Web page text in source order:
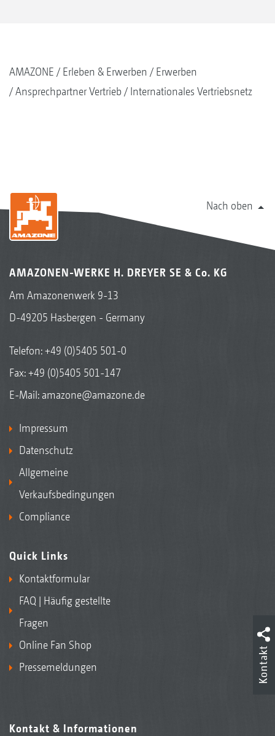
AMAZONE Erleben & Erwerben
Erwerben
Ansprechpartner Vertrieb
Internationales Vertriebsnetz
Nach oben
AMAZONEN-WERKE H. DREYER SE & Co. KG
Am Amazonenwerk 9-13
D-49205 Hasbergen - Germany
Telefon:+49 (0)5405 501-0
Fax: +49 (0)5405 501-147
E-Mail: amazone@amazone.de
Impressum
Datenschutz
Allgemeine
Verkaufsbedingungen
Compliance
Quick Links
Kontaktformular
FAQ | Häufig gestellte
Fragen
Online Fan Shop
Pressemeldungen
Kontakt & Informationen
Kontakt